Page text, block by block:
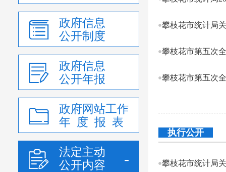
政府信息
公开制度
政府信息
公开年报
政府网站工作
年 度 报 表
法定主动
公开内容
攀枝花市统计局
攀枝花市第五次
攀枝花市第五次
执行公开
攀枝花市统计局